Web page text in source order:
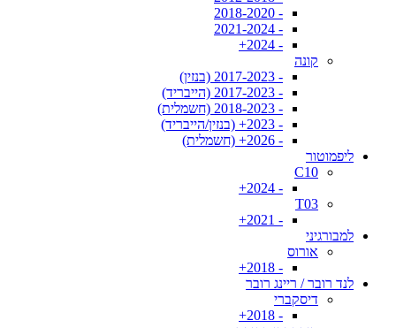
- 2018-2020
- 2021-2024
- 2024+
קונה
- 2017-2023 (בנזין)
- 2017-2023 (הייבריד)
- 2018-2023 (חשמלית)
- 2023+ (בנזין/הייבריד)
- 2026+ (חשמלית)
ליפמוטור
C10
- 2024+
T03
- 2021+
למבורגיני
אורוס
- 2018+
לנד רובר / ריינג רובר
דיסקברי
- 2018+